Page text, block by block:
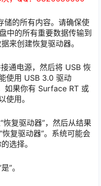
储的所有内容。请确保使
中的所有重要数据传输到
来创建恢复驱动器。
通电源，然后将 USB 恢
使用 USB 3.0 驱动
如果你有 Surface RT 或
用。
复驱动器”，然后从结果
恢复驱动器”。系统可能会
选择。
”。